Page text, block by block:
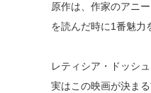
原作は、作家のアニ
を読んだ時に1番魅力
レティシア・ドッシュ
実はこの映画が決ま